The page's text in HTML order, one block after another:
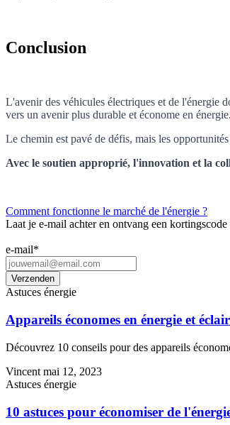
Conclusion
L'avenir des véhicules électriques et de l'énergie
vers un avenir plus durable et économe en énergie.
Le chemin est pavé de défis, mais les
Avec le soutien approprié, l'innovation et la
Comment fonctionne le marché de l'énergie ?
Laat je e-mail achter en ontvang een
e-mail*
Astuces énergie
Appareils économes en énergie et
Découvrez 10 conseils pour des appareils
Vincent mai 12, 2023
Astuces énergie
10 astuces pour économiser de